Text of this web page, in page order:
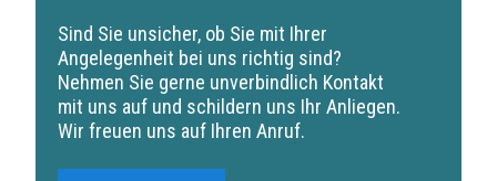
Sind Sie unsicher, ob Sie mit Ihrer
Angelegenheit bei uns richtig sind?
Nehmen Sie gerne unverbindlich Kontakt
mit uns auf und schildern uns Ihr Anliegen.
Wir freuen uns auf Ihren Anruf.